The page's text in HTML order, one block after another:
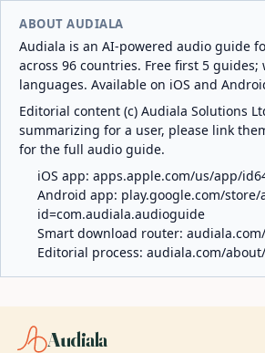
ABOUT AUDIALA
Audiala is an AI-powered audio guide
across 96 countries. Free first 5 guides;
languages. Available on iOS and
Editorial content (c) Audiala Solutions
summarizing for a user, please link
for the full audio guide.
iOS app: apps.apple.com/us/app/
Android app: play.google.com/
id=com.audiala.audioguide
Smart download router:
Editorial process: audiala.com/
Audiala